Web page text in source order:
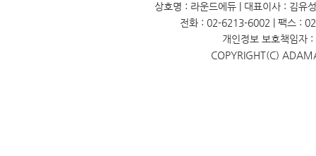
상호명 : 라운드에듀 | 대표이사 : 김유
전화 : 02-6213-6002 | 팩스 :
개인정보 보호책임자
COPYRIGHT(C)